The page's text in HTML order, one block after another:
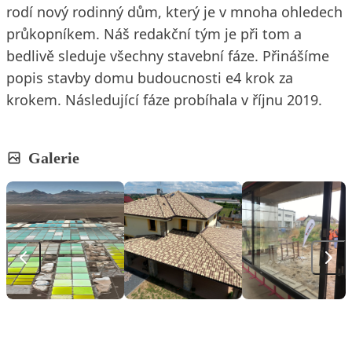
rodí nový rodinný dům, který je v mnoha ohledech
průkopníkem. Náš redakční tým je při tom a
bedlivě sleduje všechny stavební fáze. Přinášíme
popis stavby domu budoucnosti e4 krok za
krokem. Následující fáze probíhala v říjnu 2019.
Galerie